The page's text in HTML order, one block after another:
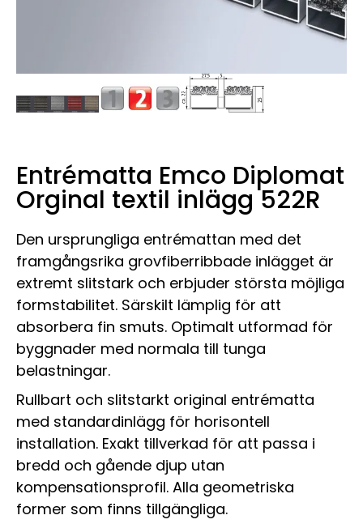
Entrématta Emco Diplomat
Orginal textil inlägg 522R
Den ursprungliga entrémattan med det
framgångsrika grovfiberribbade inlägget är
extremt slitstark och erbjuder största möjliga
formstabilitet. Särskilt lämplig för att
absorbera fin smuts. Optimalt utformad för
byggnader med normala till tunga
belastningar.
Rullbart och slitstarkt original entrématta
med standardinlägg för horisontell
installation. Exakt tillverkad för att passa i
bredd och gående djup utan
kompensationsprofil. Alla geometriska
former som finns tillgängliga.